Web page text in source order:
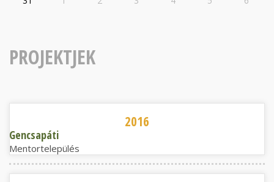
PROJEKTJEK
2016
Gencsapáti
Mentortelepülés